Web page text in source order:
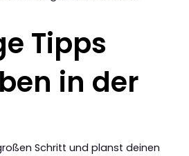
Tipps
in der
Schritt und planst deinen